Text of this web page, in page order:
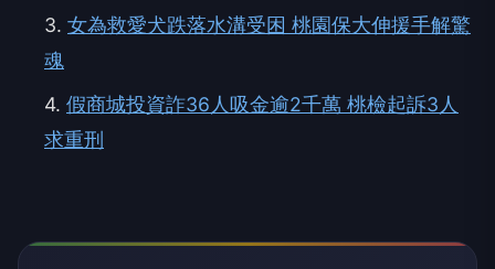
3. 女為救愛犬跌落水溝受困 桃園保大伸援手解驚
魂
4. 假商城投資詐36人吸金逾2千萬 桃檢起訴3人
求重刑